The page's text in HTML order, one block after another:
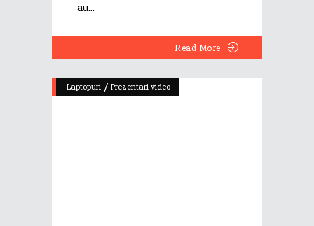
au
Read More
Laptopuri / Prezentari video